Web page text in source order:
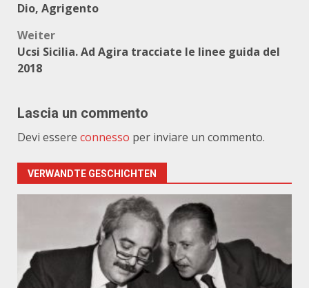
Dio, Agrigento
Weiter
Ucsi Sicilia. Ad Agira tracciate le linee guida del
2018
Lascia un commento
Devi essere connesso per inviare un commento.
VERWANDTE GESCHICHTEN